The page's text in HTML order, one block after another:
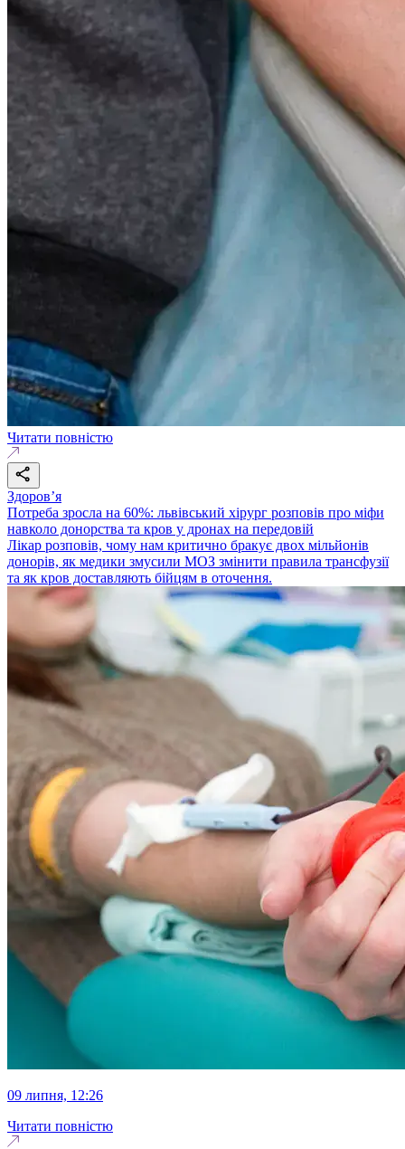
Читати повністю
Здоровʼя
Потреба зросла на 60%: львівський хірург розповів про міфи
навколо донорства та кров у дронах на передовій
Лікар розповів, чому нам критично бракує двох мільйонів
донорів, як медики змусили МОЗ змінити правила трансфузії
та як кров доставляють бійцям в оточення.
09 липня, 12:26
Читати повністю